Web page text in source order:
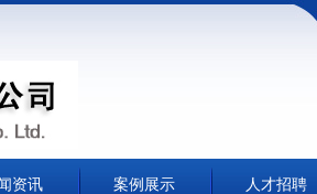
资讯 案例展示 人才招聘